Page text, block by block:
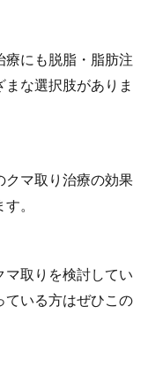
療にも脱脂・脂肪注
な選択肢がありま
クマ取り治療の効果
。
マ取りを検討してい
ている方はぜひこの